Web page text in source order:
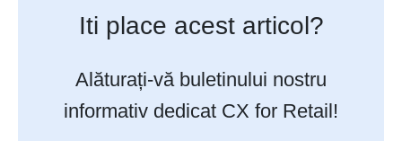
Iti place acest articol?
Alăturați-vă buletinului nostru
informativ dedicat CX for Retail!